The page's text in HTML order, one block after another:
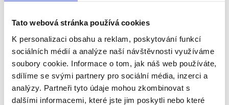
Tato webová stránka používá cookies
K personalizaci obsahu a reklam, poskytování funkcí
sociálních médií a analýze naší návštěvnosti využíváme
soubory cookie. Informace o tom, jak náš web používáte,
sdílíme se svými partnery pro sociální média, inzerci a
analýzy. Partneři tyto údaje mohou zkombinovat s
dalšími informacemi, které jste jim poskytli nebo které
Faktické výroky se tak týkaly především...
Číst dál
Zůstaňme v kontaktu